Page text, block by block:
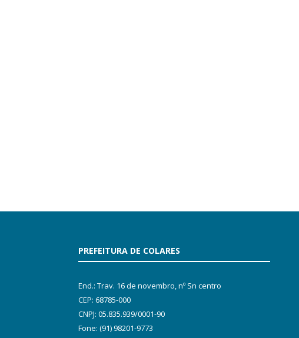
PREFEITURA DE COLARES
End.: Trav. 16 de novembro, nº Sn centro
CEP: 68785-000
CNPJ: 05.835.939/0001-90
Fone: (91) 98201-9773